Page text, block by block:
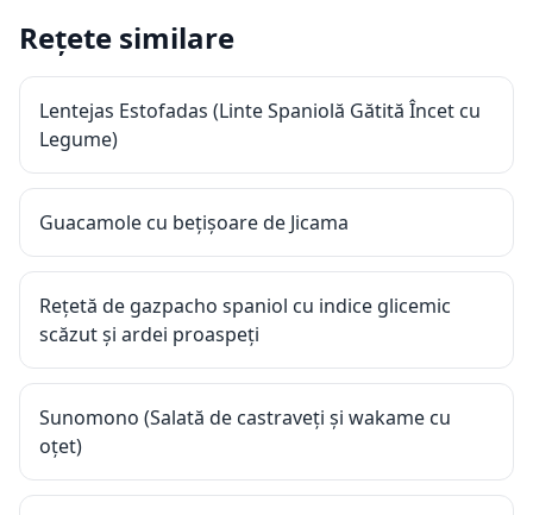
Rețete similare
Lentejas Estofadas (Linte Spaniolă Gătită Încet cu
Legume)
Guacamole cu bețișoare de Jicama
Rețetă de gazpacho spaniol cu indice glicemic
scăzut și ardei proaspeți
Sunomono (Salată de castraveți și wakame cu
oțet)